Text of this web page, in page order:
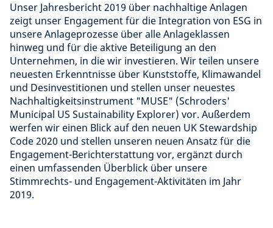
Unser Jahresbericht 2019 über nachhaltige Anlagen
zeigt unser Engagement für die Integration von ESG in
unsere Anlageprozesse über alle Anlageklassen
hinweg und für die aktive Beteiligung an den
Unternehmen, in die wir investieren. Wir teilen unsere
neuesten Erkenntnisse über Kunststoffe, Klimawandel
und Desinvestitionen und stellen unser neuestes
Nachhaltigkeitsinstrument "MUSE" (Schroders'
Municipal US Sustainability Explorer) vor. Außerdem
werfen wir einen Blick auf den neuen UK Stewardship
Code 2020 und stellen unseren neuen Ansatz für die
Engagement-Berichterstattung vor, ergänzt durch
einen umfassenden Überblick über unsere
Stimmrechts- und Engagement-Aktivitäten im Jahr
2019.